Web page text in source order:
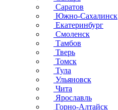
Саратов
Южно-Сахалинск
Екатеринбург
Смоленск
Тамбов
Тверь
Томск
Тула
Ульяновск
Чита
Ярославль
Горно-Алтайск